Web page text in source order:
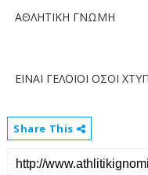
ΑΘΛΗΤΙΚΗ ΓΝΩΜΗ
ΕΙΝΑΙ ΓΕΛΟΙΟΙ ΟΣΟΙ
Share This